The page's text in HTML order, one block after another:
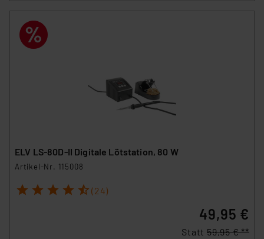
ELV LS-80D-II Digitale Lötstation, 80 W
Artikel-Nr. 115008
1 2 3 4 5 (24)
49,95 €
Statt 59,95 € **